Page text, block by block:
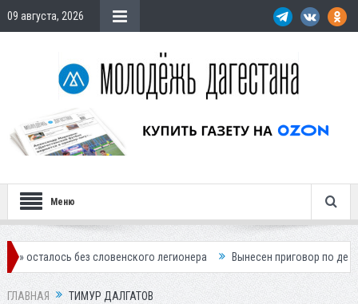
09 августа, 2026
Меню
без словенского легионера Вынесен приговор по делу о
ГЛАВНАЯ ТИМУР ДАЛГАТОВ